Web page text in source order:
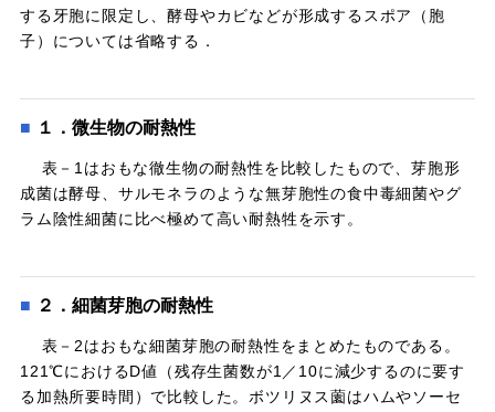
する牙胞に限定し、酵母やカビなどが形成するスポア（胞
子）については省略する．
１．微生物の耐熱性
表－1はおもな徹生物の耐熱性を比較したもので、芽胞形
成菌は酵母、サルモネラのような無芽胞性の食中毒細菌やグ
ラム陰性細菌に比べ極めて高い耐熱牲を示す。
２．細菌芽胞の耐熱性
表－2はおもな細菌芽胞の耐熱性をまとめたものである。
121℃におけるD値（残存生菌数が1／10に減少するのに要す
る加熱所要時間）で比較した。ボツリヌス薗はハムやソーセ